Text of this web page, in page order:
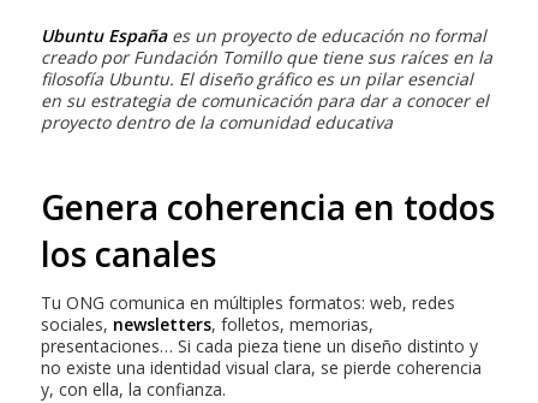
Ubuntu Españaes un proyecto de educación no formal
creado por Fundación Tomillo que tiene sus raíces en la
filosofía Ubuntu. El diseño gráfico es un pilar esencial
en su estrategia de comunicación para dar a conocer el
proyecto dentro de la comunidad educativa
Genera coherencia en todos
los canales
Tu ONG comunica en múltiples formatos: web, redes
sociales, newsletters, folletos, memorias,
presentaciones… Si cada pieza tiene un diseño distinto y
no existe una identidad visual clara, se pierde coherencia
y, con ella, la confianza.